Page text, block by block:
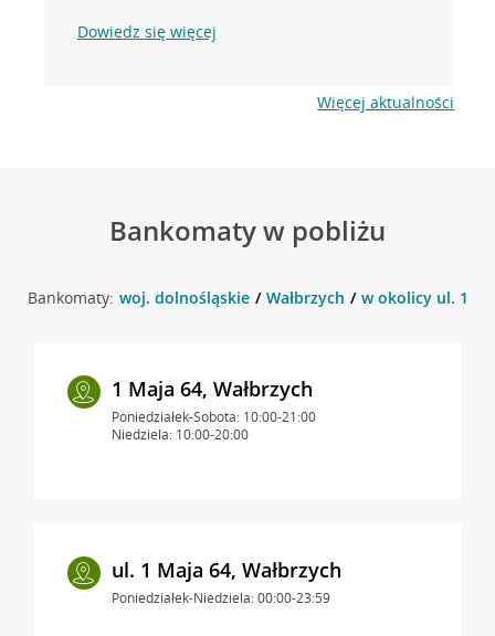
Dowiedz się więcej
Więcej aktualności
Bankomaty w pobliżu
Bankomaty: woj. dolnośląskie Wałbrzych w okolicy ul. 1
1 Maja 64, Wałbrzych
Poniedziałek-Sobota: 10:00-21:00
Niedziela: 10:00-20:00
ul. 1 Maja 64, Wałbrzych
Poniedziałek-Niedziela: 00:00-23:59